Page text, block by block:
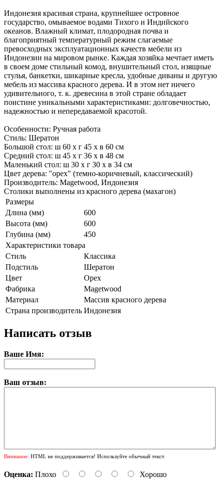
Индонезия красивая страна, крупнейшее островное
государство, омываемое водами Тихого и Индийского
океанов. Влажный климат, плодородная почва и
благоприятный температурный режим слагаемые
превосходных эксплуатационных качеств мебели из
Индонезии на мировом рынке. Каждая хозяйка мечтает иметь
в своем доме стильный комод, внушительный стол, изящные
стулья, банкетки, шикарные кресла, удобные диваны и другую
мебель из массива красного дерева. И в этом нет ничего
удивительного, т. к. древесина в этой стране обладает
поистине уникальными характеристиками: долговечностью,
надежностью и непередаваемой красотой.
Особенности: Ручная работа
Стиль: Шератон
Большой стол: ш 60 х г 45 х в 60 см
Средний стол: ш 45 х г 36 х в 48 см
Маленький стол: ш 30 х г 30 х в 34 см
Цвет дерева: "орех" (темно-коричневый, классический)
Производитель: Magetwood, Индонезия
Столики выполнены из красного дерева (махагон)
Размеры
Длина (мм)
600
Высота (мм)
600
Глубина (мм)
450
Характеристики товара
Стиль
Классика
Подстиль
Шератон
Цвет
Орех
Фабрика
Magetwood
Материал
Массив красного дерева
Страна производитель Индонезия
Написать отзыв
Ваше Имя:
Ваш отзыв:
Внимание: HTML не поддерживается! Используйте обычный текст.
Оценка: Плохо Хорошо